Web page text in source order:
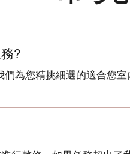
?
為您精挑細選的適合您